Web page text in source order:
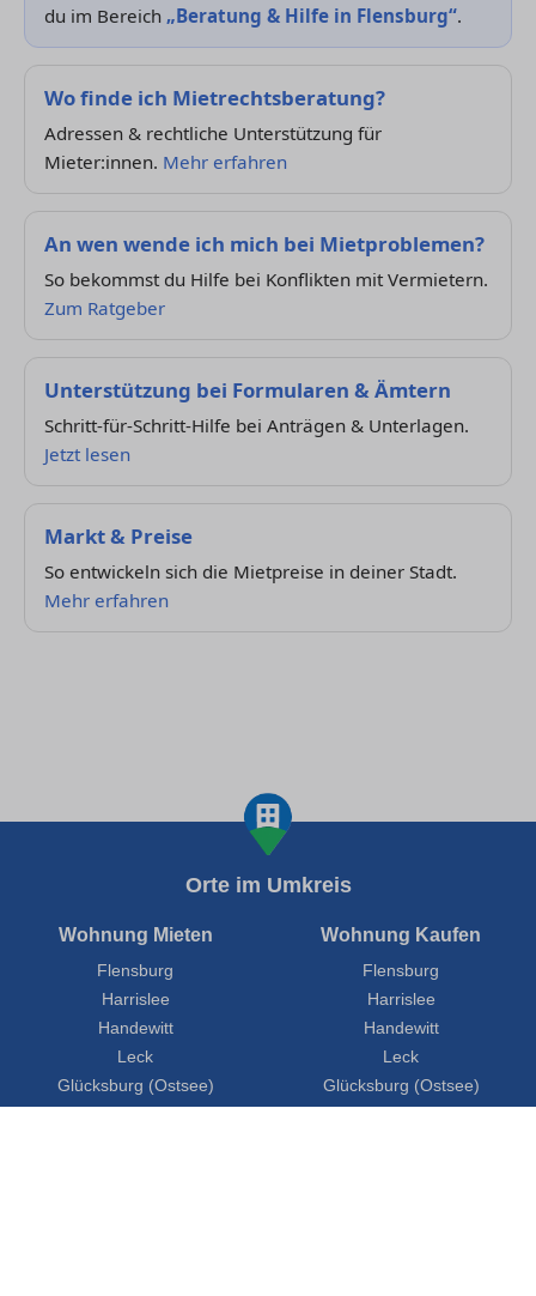
du im Bereich „Beratung & Hilfe in Flensburg“.
Wo finde ich Mietrechtsberatung?
Adressen & rechtliche Unterstützung für
Mieter:innen. Mehr erfahren
An wen wende ich mich bei Mietproblemen?
So bekommst du Hilfe bei Konflikten mit Vermietern.
Zum Ratgeber
Unterstützung bei Formularen & Ämtern
Schritt-für-Schritt-Hilfe bei Anträgen & Unterlagen.
Jetzt lesen
Markt & Preise
So entwickeln sich die Mietpreise in deiner Stadt.
Mehr erfahren
Orte im Umkreis
Wohnung Mieten
Flensburg
Harrislee
Handewitt
Leck
Glücksburg (Ostsee)
Wohnung Kaufen
Flensburg
Harrislee
Handewitt
Leck
Glücksburg (Ostsee)